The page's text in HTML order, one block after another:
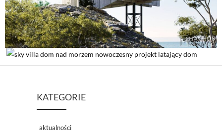
KATEGORIE
aktualności